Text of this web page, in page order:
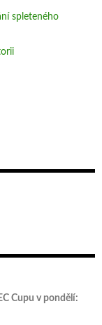
spleteného
Cupu v pondělí: